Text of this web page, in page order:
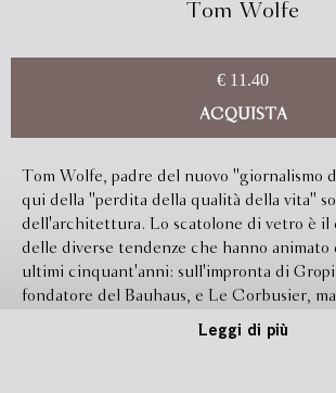
Tom Wolfe
€ 11.40
ACQUISTA
Tom Wolfe, padre del nuovo ''giornalismo
qui della ''perdita della qualità della vita''
dell'architettura. Lo scatolone di vetro è il
delle diverse tendenze che hanno
ultimi cinquant'anni: sull'impronta di
fondatore del Bauhaus, e Le Corbusier,
razionalismo, gli architetti europei sbarcati
Leggi di più